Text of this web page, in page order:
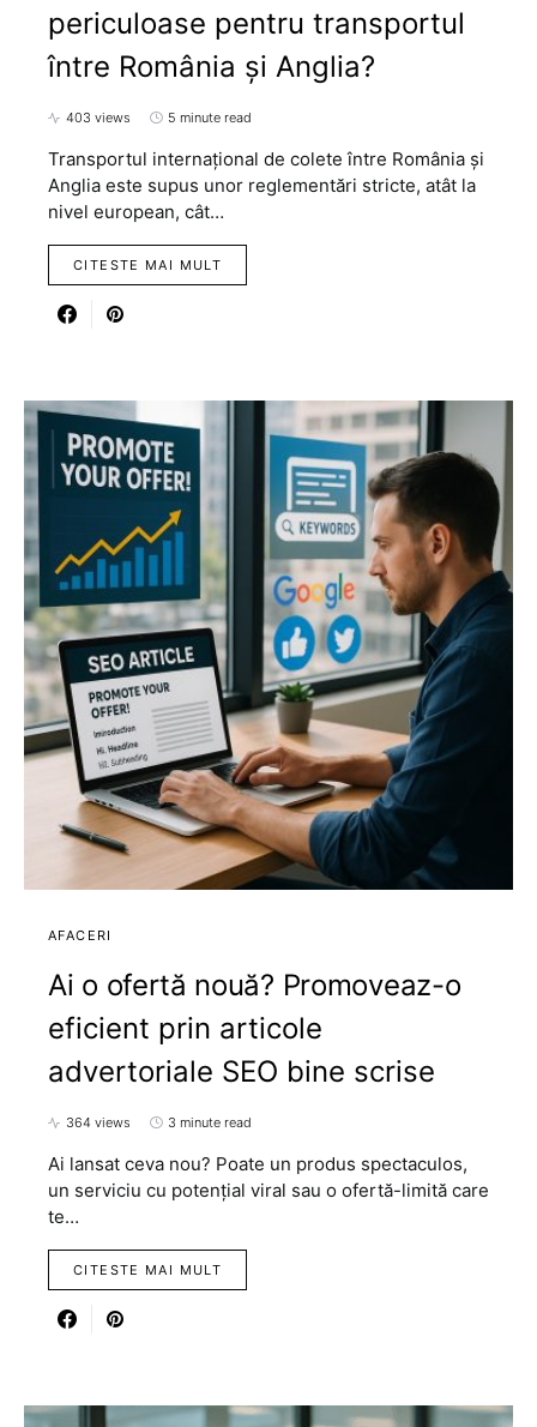
periculoase pentru transportul
între România și Anglia?
403 views 5 minute read
Transportul internațional de colete între România și
Anglia este supus unor reglementări stricte, atât la
nivel european, cât…
CITESTE MAI MULT
AFACERI
Ai o ofertă nouă? Promoveaz-o
eficient prin articole
advertoriale SEO bine scrise
364 views 3 minute read
Ai lansat ceva nou? Poate un produs spectaculos,
un serviciu cu potențial viral sau o ofertă-limită care
te…
CITESTE MAI MULT